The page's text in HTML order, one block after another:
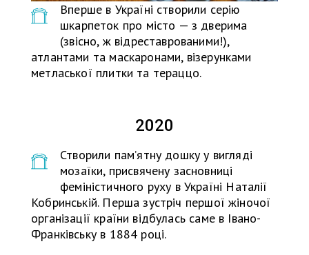
Вперше в Україні створили серію
шкарпеток про місто — з дверима
(звісно, ж відреставрованими!),
атлантами та маскаронами, візерунками
метласької плитки та тераццо.
2020
Створили пам’ятну дошку у вигляді
мозаїки, присвячену засновниці
феміністичного руху в Україні Наталії
Кобринській. Перша зустріч першої жіночої
організації країни відбулась саме в Івано-
Франківську в 1884 році.